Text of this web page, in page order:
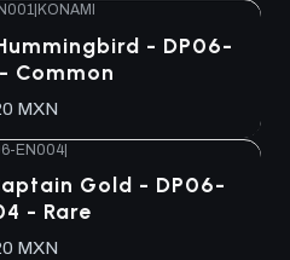
KONAMI
- DP06-
Common
MXN
EN004|
Gold - DP06-
- Rare
MXN